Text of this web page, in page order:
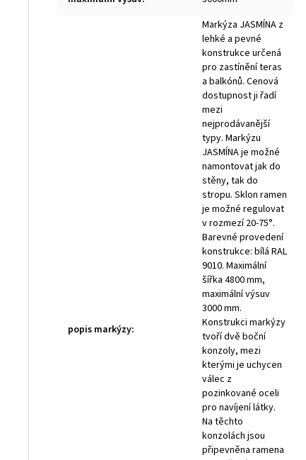
popis markýzy:
Markýza JASMÍNA z
lehké a pevné
konstrukce určená
pro zastínění teras
a balkónů. Cenová
dostupnost ji řadí
mezi
nejprodávanější
typy. Markýzu
JASMÍNA je možné
namontovat jak do
stěny, tak do
stropu. Sklon ramen
je možné regulovat
v rozmezí 20-75°.
Barevné provedení
konstrukce: bílá RAL
9010. Maximální
šířka 4800 mm,
maximální výsuv
3000 mm.
Konstrukci markýzy
tvoří dvě boční
konzoly, mezi
kterými je uchycen
válec z
pozinkované oceli
pro navíjení látky.
Na těchto
konzolách jsou
připevněna ramena